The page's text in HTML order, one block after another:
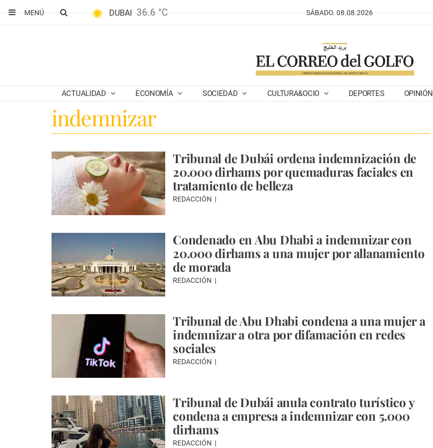
MENÚ
DUBAI 36.6 °C SÁBADO. 08.08.2026
ACTUALIDAD ECONOMÍA SOCIEDAD CULTURA&OCIO DEPORTES OPINIÓN
indemnizar
Tribunal de Dubái ordena indemnización de
20.000 dirhams por quemaduras faciales en
tratamiento de belleza
REDACCIÓN
Condenado en Abu Dhabi a indemnizar con
20.000 dirhams a una mujer por allanamiento
de morada
REDACCIÓN
Tribunal de Abu Dhabi condena a una mujer a
indemnizar a otra por difamación en redes
sociales
REDACCIÓN
Tribunal de Dubái anula contrato turístico y
condena a empresa a indemnizar con 5.000
dirhams
REDACCIÓN